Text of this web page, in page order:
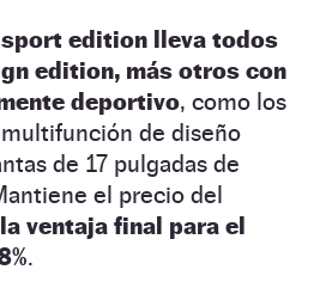
sport edition lleva todos
edition, más otros con
deportivo, como los
de diseño
de 17 pulgadas de
el precio del
la ventaja final para el
.